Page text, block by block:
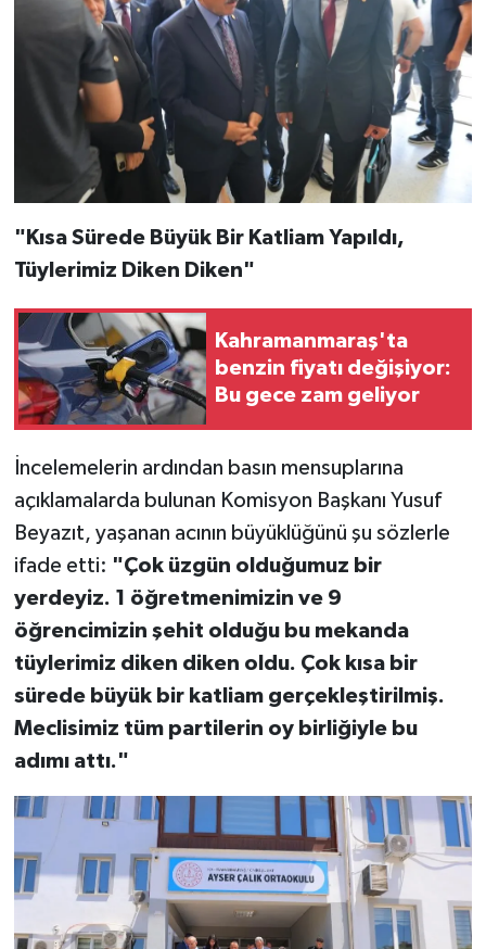
"Kısa Sürede Büyük Bir Katliam Yapıldı,
Tüylerimiz Diken Diken"
Kahramanmaraş'ta
benzin fiyatı değişiyor:
Bu gece zam geliyor
İncelemelerin ardından basın mensuplarına
açıklamalarda bulunan Komisyon Başkanı Yusuf
Beyazıt, yaşanan acının büyüklüğünü şu sözlerle
ifade etti: "Çok üzgün olduğumuz bir
yerdeyiz. 1 öğretmenimizin ve 9
öğrencimizin şehit olduğu bu mekanda
tüylerimiz diken diken oldu. Çok kısa bir
sürede büyük bir katliam gerçekleştirilmiş.
Meclisimiz tüm partilerin oy birliğiyle bu
adımı attı."